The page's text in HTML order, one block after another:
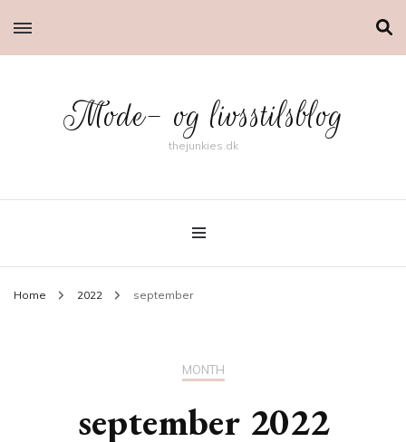
Mode- og livsstilsblog
thejunkies.dk
Home 2022 september
MONTH
september 2022